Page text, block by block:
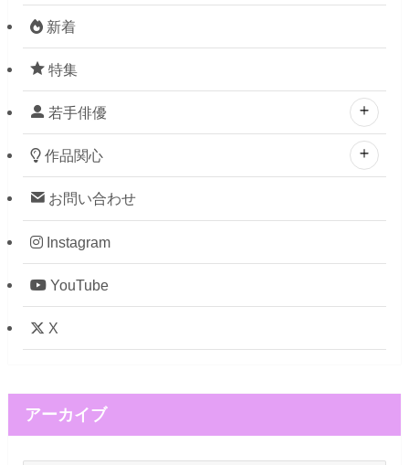
新着
特集
若手俳優
作品関心
お問い合わせ
Instagram
YouTube
X
アーカイブ